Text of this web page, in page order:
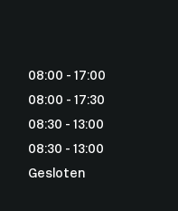
08:00 - 17:00
08:00 - 17:30
08:30 - 13:00
08:30 - 13:00
Gesloten